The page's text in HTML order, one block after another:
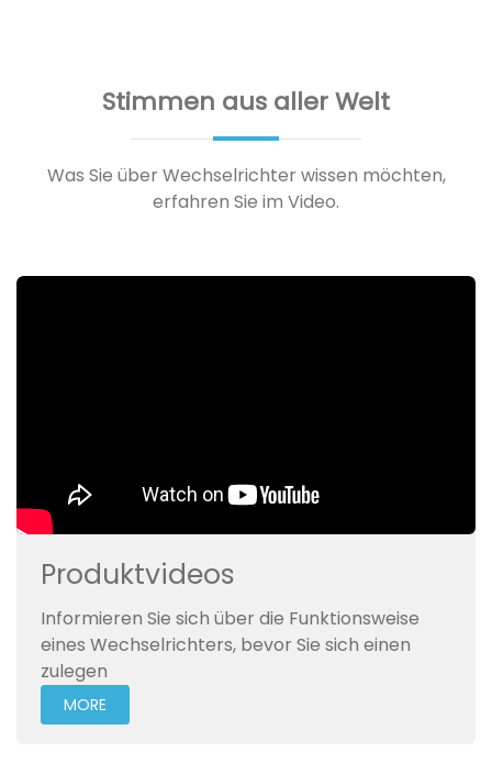
Stimmen aus aller Welt
Was Sie über Wechselrichter wissen möchten,
erfahren Sie im Video.
Produktvideos
Informieren Sie sich über die Funktionsweise
eines Wechselrichters, bevor Sie sich einen
zulegen
MORE